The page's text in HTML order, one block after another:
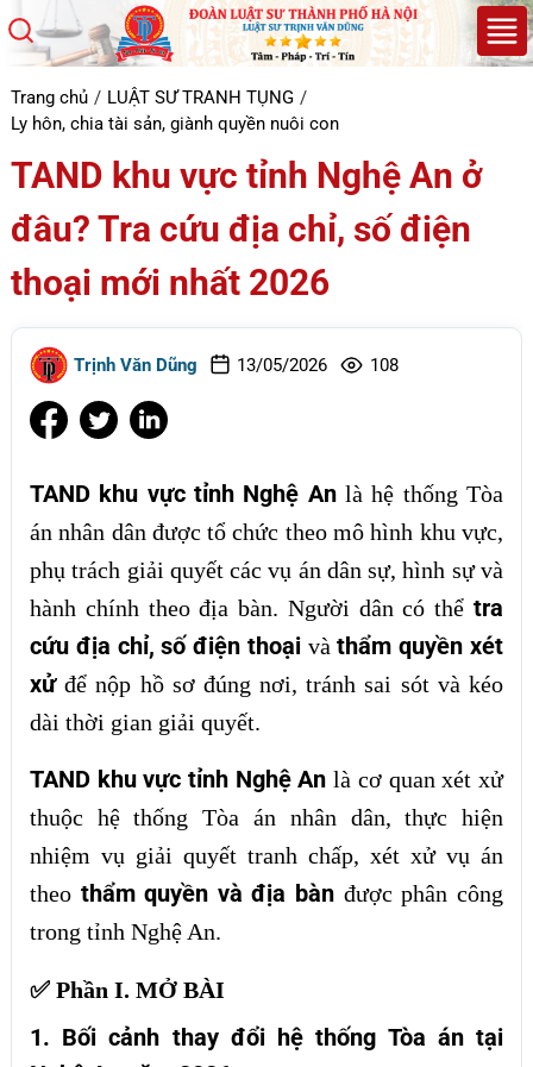
Trang chủ
LUẬT SƯ TRANH TỤNG
Ly hôn, chia tài sản, giành quyền nuôi con
TAND khu vực tỉnh Nghệ An ở
đâu? Tra cứu địa chỉ, số điện
thoại mới nhất 2026
Trịnh Văn Dũng 13/05/2026 108
TAND khu vực tỉnh Nghệ Anlà hệ thống Tòa
án nhân dân được tổ chức theo mô hình khu vực,
phụ trách giải quyết các vụ án dân sự, hình sự và
hành chính theo địa bàn. Người dân có thểtra
cứu địa chỉ, số điện thoạivàthẩm quyền xét
xửđể nộp hồ sơ đúng nơi, tránh sai sót và kéo
dài thời gian giải quyết.
TAND khu vực tỉnh Nghệ An là cơ quan xét xử
thuộc hệ thống Tòa án nhân dân, thực hiện
nhiệm vụ giải quyết tranh chấp, xét xử vụ án
theo thẩm quyền và địa bàn được phân công
trong tỉnh Nghệ An.
✅ Phần I. MỞ BÀI
1. Bối cảnh thay đổi hệ thống Tòa án tại